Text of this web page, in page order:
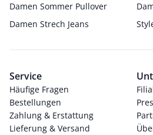
Damen Sommer Pullover
Damen Strech Jeans
Service
Häufige Fragen
Bestellungen
Zahlung & Erstattung
Lieferung & Versand